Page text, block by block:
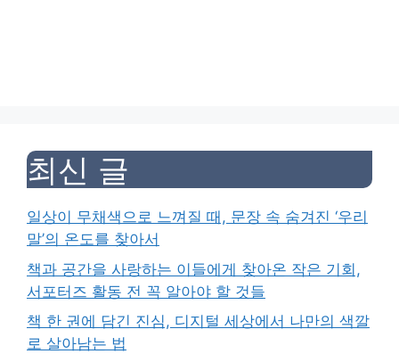
최신 글
일상이 무채색으로 느껴질 때, 문장 속 숨겨진 ‘우리
말’의 온도를 찾아서
책과 공간을 사랑하는 이들에게 찾아온 작은 기회,
서포터즈 활동 전 꼭 알아야 할 것들
책 한 권에 담긴 진심, 디지털 세상에서 나만의 색깔
로 살아남는 법